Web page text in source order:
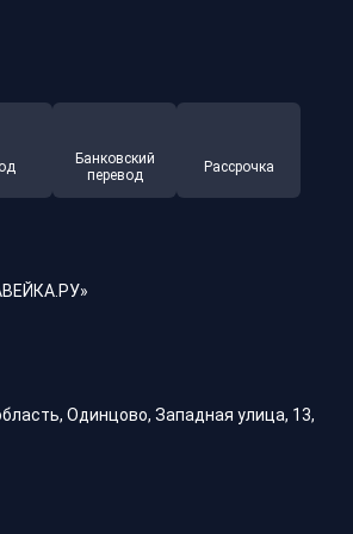
Банковский
перевод
Рассрочка
Одинцово, Западная улица, 13,